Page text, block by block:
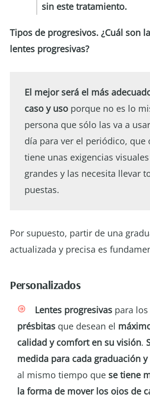
sin este tratamiento.
Tipos de progresivos. ¿Cuál son
lentes progresivas?
El mejor será el más
caso y uso porque no es lo
persona que sólo las va a
día para ver el periódico, que
tiene unas exigencias
grandes y las necesita llevar
puestas.
Por supuesto, partir de una
actualizada y precisa es
Personalizados
Lentes progresivas para
présbitas que desean el
calidad y comfort en su visión.
medida para cada graduación
al mismo tiempo que se tiene
la forma de mover los ojos de